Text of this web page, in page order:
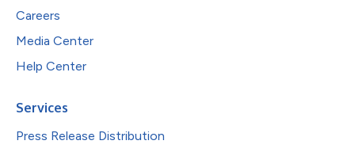
Careers
Media Center
Help Center
Services
Press Release Distribution